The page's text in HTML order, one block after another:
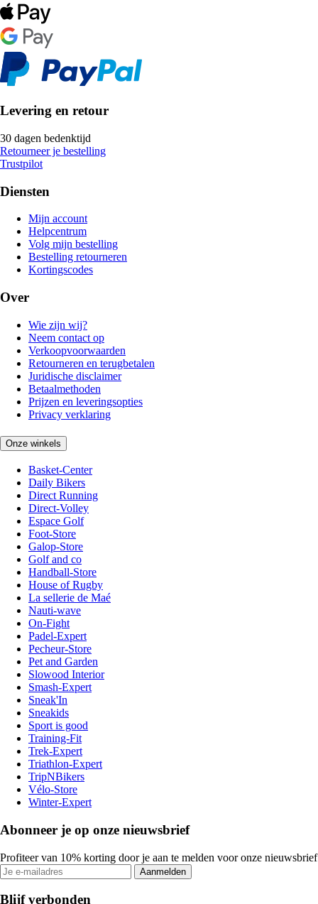
Levering en retour
30 dagen bedenktijd
Retourneer je bestelling
Trustpilot
Diensten
Mijn account
Helpcentrum
Volg mijn bestelling
Bestelling retourneren
Kortingscodes
Over
Wie zijn wij?
Neem contact op
Verkoopvoorwaarden
Retourneren en terugbetalen
Juridische disclaimer
Betaalmethoden
Prijzen en leveringsopties
Privacy verklaring
Onze winkels
Basket-Center
Daily Bikers
Direct Running
Direct-Volley
Espace Golf
Foot-Store
Galop-Store
Golf and co
Handball-Store
House of Rugby
La sellerie de Maé
Nauti-wave
On-Fight
Padel-Expert
Pecheur-Store
Pet and Garden
Slowood Interior
Smash-Expert
Sneak'In
Sneakids
Sport is good
Training-Fit
Trek-Expert
Triathlon-Expert
TripNBikers
Vélo-Store
Winter-Expert
Abonneer je op onze nieuwsbrief
Profiteer van 10% korting door je aan te melden voor onze nieuwsbrief
Aanmelden
Blijf verbonden